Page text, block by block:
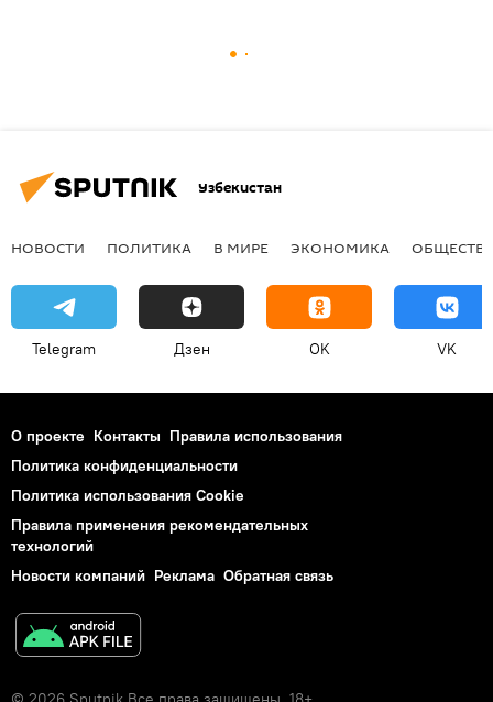
Узбекистан
НОВОСТИ ПОЛИТИКА В МИРЕ ЭКОНОМИКА
Telegram Дзен OK VK
О проекте Контакты Правила использования
Политика конфиденциальности
Политика использования Cookie
Правила применения рекомендательных
технологий
Новости компаний Реклама Обратная связь